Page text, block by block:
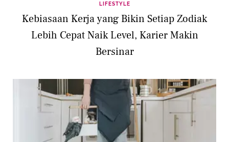
LIFESTYLE
Kebiasaan Kerja yang Bikin Setiap Zodiak
Lebih Cepat Naik Level, Karier Makin
Bersinar